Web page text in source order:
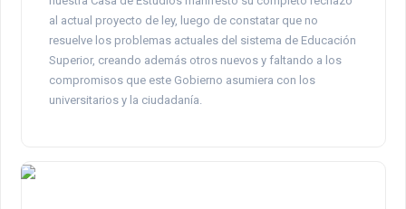
al actual proyecto de ley, luego de constatar que no
resuelve los problemas actuales del sistema de Educación
Superior, creando además otros nuevos y faltando a los
compromisos que este Gobierno asumiera con los
universitarios y la ciudadanía.